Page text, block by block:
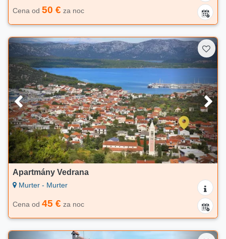
Cena od 50 € za noc
Apartmány Vedrana
Murter - Murter
Cena od 45 € za noc